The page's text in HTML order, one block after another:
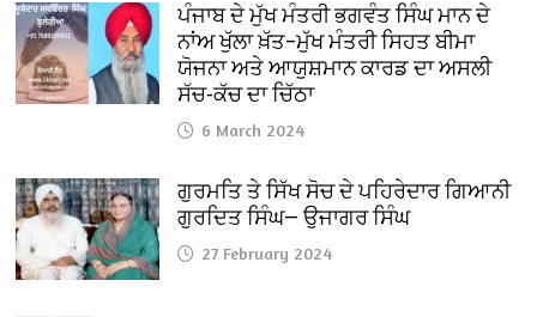
ਪੰਜਾਬ ਦੇ ਮੁੱਖ ਮੰਤਰੀ ਭਗਵੰਤ ਸਿੰਘ ਮਾਨ ਦੇ
ਨਾਂਅ ਖੁੱਲਾ ਖ਼ੱਤ–ਮੁੱਖ ਮੰਤਰੀ ਸਿਹਤ ਬੀਮਾ
ਯੋਜਨਾ ਅਤੇ ਆਯੁਸ਼ਮਾਨ ਕਾਰਡ ਦਾ ਅਸਲੀ
ਸੱਚ-ਕੱਚ ਦਾ ਚਿੱਠਾ
6 March 2024
ਗੁਰਮਤਿ ਤੇ ਸਿੱਖ ਸੋਚ ਦੇ ਪਹਿਰੇਦਾਰ ਗਿਆਨੀ
ਗੁਰਦਿਤ ਸਿੰਘ— ਉਜਾਗਰ ਸਿੰਘ
27 February 2024